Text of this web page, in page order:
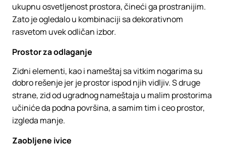
ukupnu osvetljenost prostora, čineći ga prostranijim.
Zato je ogledalo u kombinaciji sa dekorativnom
rasvetom uvek odličan izbor.
Prostor za odlaganje
Zidni elementi, kao i nameštaj sa vitkim nogarima su
dobro rešenje jer je prostor ispod njih vidljiv. S druge
strane, zid od ugradnog nameštaja u malim prostorima
učiniće da podna površina, a samim tim i ceo prostor,
izgleda manje.
Zaobljene ivice